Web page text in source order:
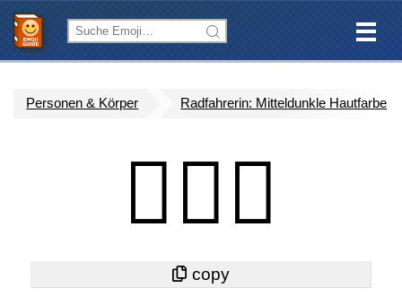
Personen & Körper Radfahrerin: Mitteldunkle Hautfarbe
🚴🏾‍♀️